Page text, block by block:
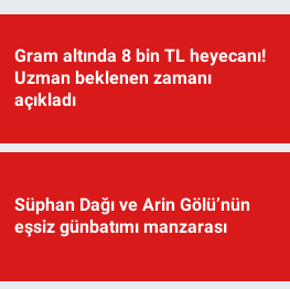
Gram altında 8 bin TL heyecanı!
Uzman beklenen zamanı
açıkladı
Süphan Dağı ve Arin Gölü’nün
eşsiz günbatımı manzarası